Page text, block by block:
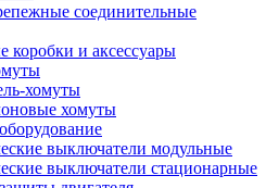
соединительные
и аксессуары
хомуты
хомуты
выключатели модульные
выключатели стационарные